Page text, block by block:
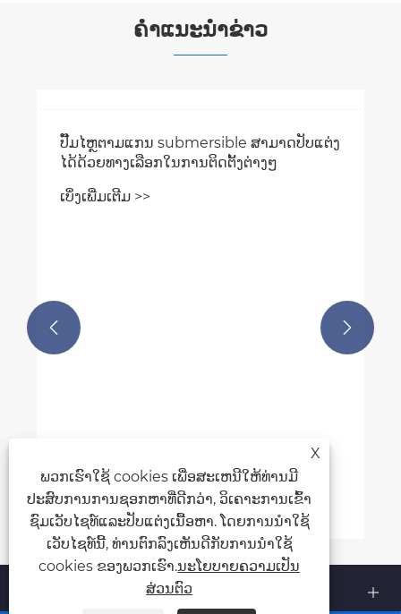
ຄໍາແນະນໍາຂ່າວ
ປັ໊ມໄຫຼຕາມແກນ submersible ສາມາດປັບແຕ່ງ
ໄດ້ດ້ວຍທາງເລືອກໃນການຕິດຕັ້ງຕ່າງໆ
 
X
ພວກເຮົາໃຊ້ cookies ເພື່ອສະເຫນີໃຫ້ທ່ານມີ
ປະສົບການການຊອກຫາທີ່ດີກວ່າ, ວິເຄາະການເຂົ້າ
ຊົມເວັບໄຊທ໌ແລະປັບແຕ່ງເນື້ອຫາ. ໂດຍການນໍາໃຊ້
ເວັບໄຊທ໌ນີ້, ທ່ານຕົກລົງເຫັນດີກັບການນໍາໃຊ້
cookies ຂອງພວກເຮົາ.ນະໂຍບາຍຄວາມເປັນ
ສ່ວນຕົວ